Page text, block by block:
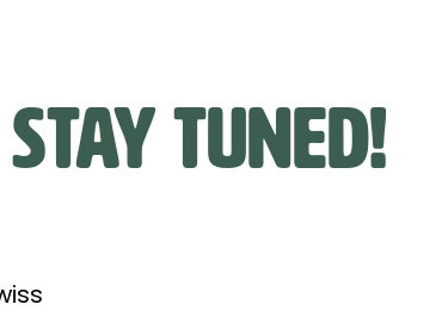
Stay tuned!